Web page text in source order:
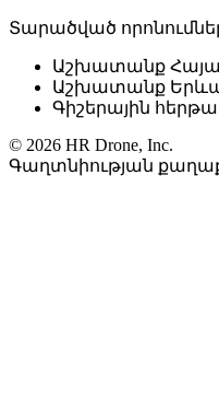
Տարածված
Աշխատանք
Աշխատանք
Գիշերային
© 2026 HR Drone, Inc.
Գաղտնիության